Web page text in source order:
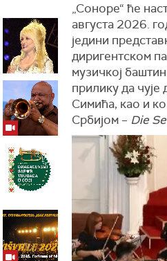
„Соноре“ ће
августа 2026.
једини
диригентском
музичкој
прилику да
Симића, као и
Србијом – Die